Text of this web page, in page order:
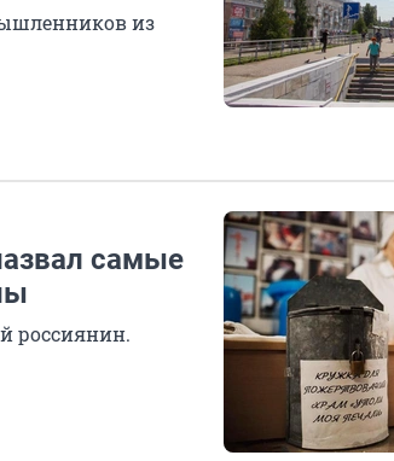
из
самые
россиянин.